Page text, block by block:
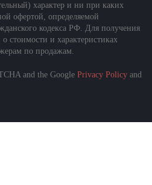
характер и ни при каких
офертой, определяемой
кодекса РФ. Для получения
и характеристиках
по продажам.
and the Google Privacy Policy and